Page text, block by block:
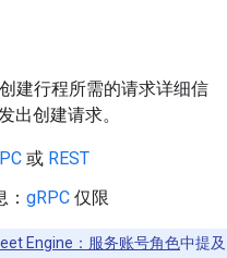
建行程所需的请求详细信
出创建请求。
或 REST
： gRPC 仅限
Engine：服务账号角色中提及